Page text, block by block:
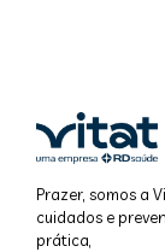
Prazer, somos a
cuidados e
prática,